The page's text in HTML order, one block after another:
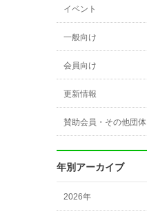
イベント
一般向け
会員向け
更新情報
賛助会員・その他団体
年別アーカイブ
2026年